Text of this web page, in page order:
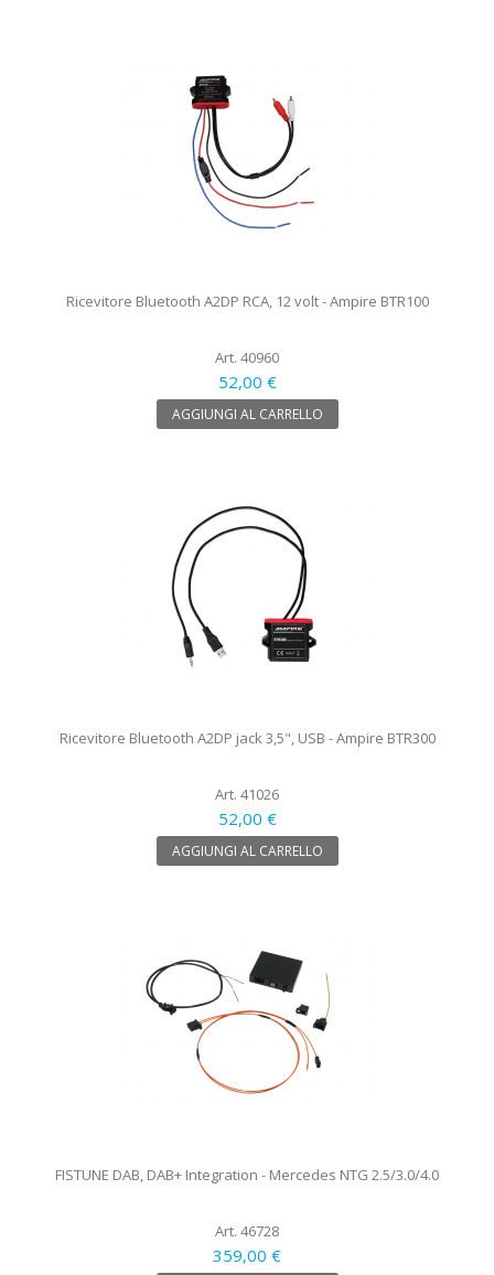
Ricevitore Bluetooth A2DP RCA, 12 volt - Ampire BTR100
Art. 40960
52,00 €
AGGIUNGI AL CARRELLO
Ricevitore Bluetooth A2DP jack 3,5", USB - Ampire BTR300
Art. 41026
52,00 €
AGGIUNGI AL CARRELLO
FISTUNE DAB, DAB+ Integration - Mercedes NTG 2.5/3.0/4.0
Art. 46728
359,00 €